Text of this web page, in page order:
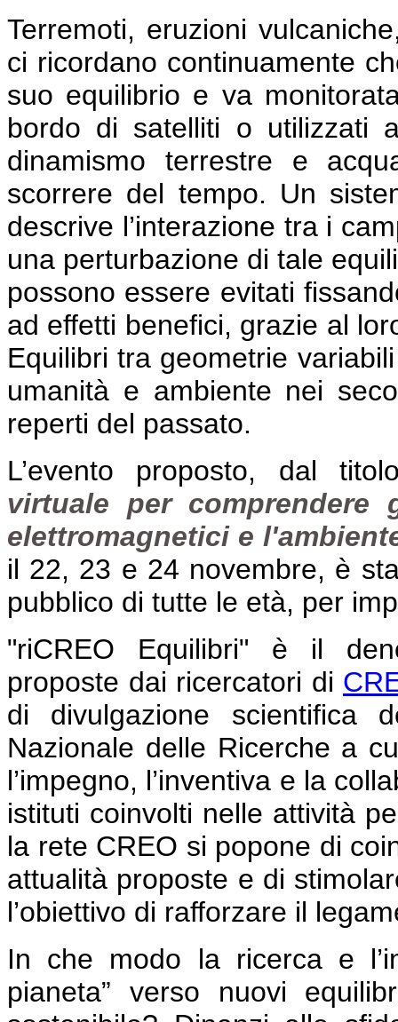
Terremoti, eruzioni
ci ricordano continuamente
suo equilibrio e va
bordo di satelliti o utilizzati
dinamismo terrestre e
scorrere del tempo. Un
descrive l’interazione tra i
una perturbazione di tale
possono essere evitati
ad effetti benefici, grazie al
Equilibri tra geometrie
umanità e ambiente nei
reperti del passato.
L’evento proposto, dal
virtuale per
elettromagnetici e
il 22, 23 e 24 novembre, è
pubblico di tutte le età, per
"riCREO Equilibri" è il
proposte dai ricercatori di
di divulgazione scientifica
Nazionale delle Ricerche a
l’impegno, l’inventiva e la
istituti coinvolti nelle attività
la rete CREO si popone di
attualità proposte e di
l’obiettivo di rafforzare il
In che modo la ricerca e
pianeta” verso nuovi